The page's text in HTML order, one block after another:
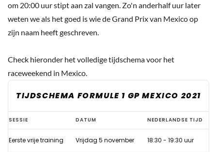
om 20:00 uur stipt aan zal vangen. Zo'n anderhalf uur later
weten we als het goed is wie de Grand Prix van Mexico op
zijn naam heeft geschreven.
Check hieronder het volledige tijdschema voor het
raceweekend in Mexico.
TIJDSCHEMA FORMULE 1 GP MEXICO 2021
Hoe
laat
begint
SESSIE DATUM NEDERLANDSE TIJD
Eerste vrije training Vrijdag 5 november 18:30 - 19:30 uur